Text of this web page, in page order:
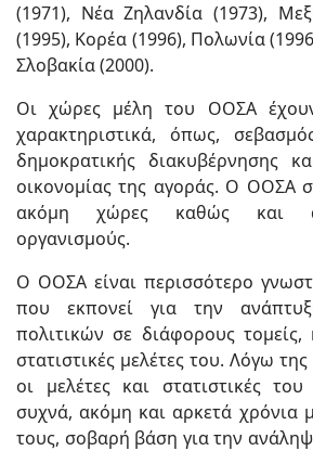
(1971), Νέα Ζηλανδία (1973),
(1995), Κορέα (1996), Πολωνία
Σλοβακία (2000).
Οι χώρες μέλη του ΟΟΣΑ
χαρακτηριστικά, όπως,
δημοκρατικής διακυβέρνησης
οικονομίας της αγοράς. Ο ΟΟΣΑ
ακόμη χώρες καθώς και
οργανισμούς.
Ο ΟΟΣΑ είναι περισσότερο
που εκπονεί για την
πολιτικών σε διάφορους τομείς,
στατιστικές μελέτες του. Λόγω
οι μελέτες και στατιστικές
συχνά, ακόμη και αρκετά χρόνια
τους, σοβαρή βάση για την